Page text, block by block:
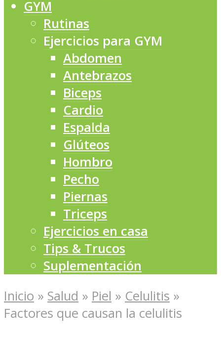
GYM
Rutinas
Ejercicios para GYM
Abdomen
Antebrazos
Biceps
Cardio
Espalda
Glúteos
Hombro
Pecho
Piernas
Triceps
Ejercicios en casa
Tips & Trucos
Suplementación
Inicio » Salud » Piel » Celulitis »
Factores que causan la celulitis